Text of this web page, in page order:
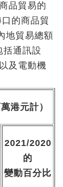
品貿易的
的商品貿
地貿易總額
括通訊設
及電動機
港元計）
2021/2020
的
變動百分比